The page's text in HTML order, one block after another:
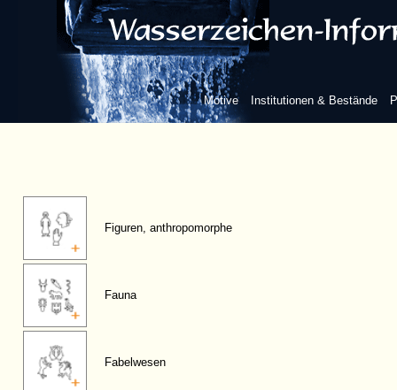
Motive Institutionen & Bestände
Figuren, anthropomorphe
Fauna
Fabelwesen